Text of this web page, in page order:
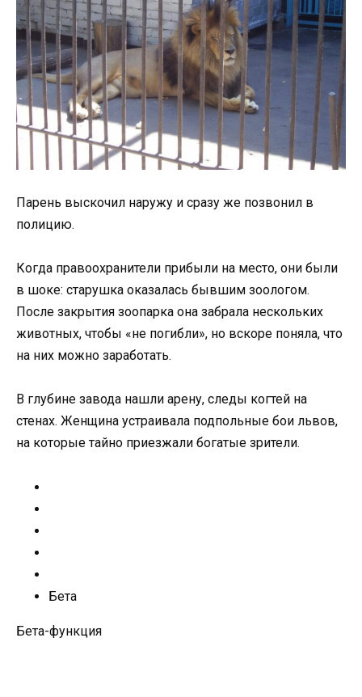
Парень выскочил наружу и сразу же позвонил в
полицию.
Когда правоохранители прибыли на место, они были
в шоке: старушка оказалась бывшим зоологом.
После закрытия зоопарка она забрала нескольких
животных, чтобы «не погибли», но вскоре поняла, что
на них можно заработать.
В глубине завода нашли арену, следы когтей на
стенах. Женщина устраивала подпольные бои львов,
на которые тайно приезжали богатые зрители.
Бета
Бета-функция